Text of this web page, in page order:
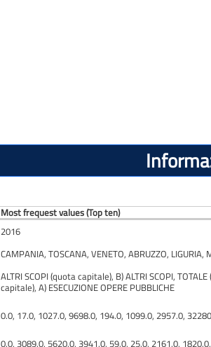
Most frequest values (Top ten)
2016
CAMPANIA, TOSCANA, VENETO, ABRUZZO, LIGURIA,
ALTRI SCOPI (quota capitale), B) ALTRI SCOPI,
capitale), A) ESECUZIONE OPERE PUBBLICHE
0.0, 17.0, 1027.0, 9698.0, 194.0, 1099.0, 2957.0,
0.0, 3089.0, 5620.0, 3941.0, 59.0, 25.0, 2161.0,